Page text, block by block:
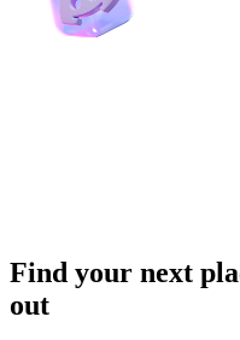
Find your next
out